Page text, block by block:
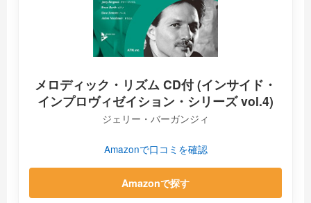
メロディック・リズム CD付 (インサイド・
インプロヴィゼイション・シリーズ vol.4)
ジェリー・バーガンジィ
Amazonで口コミを確認
Amazonで探す